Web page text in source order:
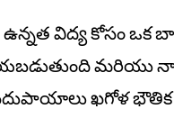
ఉన్నత విద్య కోసం ఒక
మరియు
ఖగోళ భౌతిక